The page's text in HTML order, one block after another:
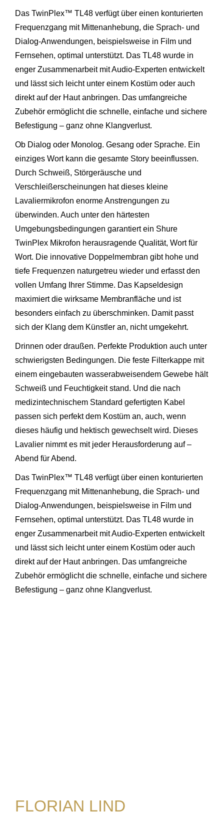
Das TwinPlex™ TL48 verfügt über einen konturierten
Frequenzgang mit Mittenanhebung, die Sprach- und
Dialog-Anwendungen, beispielsweise in Film und
Fernsehen, optimal unterstützt. Das TL48 wurde in
enger Zusammenarbeit mit Audio-Experten entwickelt
und lässt sich leicht unter einem Kostüm oder auch
direkt auf der Haut anbringen. Das umfangreiche
Zubehör ermöglicht die schnelle, einfache und sichere
Befestigung – ganz ohne Klangverlust.
Ob Dialog oder Monolog. Gesang oder Sprache. Ein
einziges Wort kann die gesamte Story beeinflussen.
Durch Schweiß, Störgeräusche und
Verschleißerscheinungen hat dieses kleine
Lavaliermikrofon enorme Anstrengungen zu
überwinden. Auch unter den härtesten
Umgebungsbedingungen garantiert ein Shure
TwinPlex Mikrofon herausragende Qualität, Wort für
Wort. Die innovative Doppelmembran gibt hohe und
tiefe Frequenzen naturgetreu wieder und erfasst den
vollen Umfang Ihrer Stimme. Das Kapseldesign
maximiert die wirksame Membranfläche und ist
besonders einfach zu überschminken. Damit passt
sich der Klang dem Künstler an, nicht umgekehrt.
Drinnen oder draußen. Perfekte Produktion auch unter
schwierigsten Bedingungen. Die feste Filterkappe mit
einem eingebauten wasserabweisendem Gewebe hält
Schweiß und Feuchtigkeit stand. Und die nach
medizintechnischem Standard gefertigten Kabel
passen sich perfekt dem Kostüm an, auch, wenn
dieses häufig und hektisch gewechselt wird. Dieses
Lavalier nimmt es mit jeder Herausforderung auf –
Abend für Abend.
Das TwinPlex™ TL48 verfügt über einen konturierten
Frequenzgang mit Mittenanhebung, die Sprach- und
Dialog-Anwendungen, beispielsweise in Film und
Fernsehen, optimal unterstützt. Das TL48 wurde in
enger Zusammenarbeit mit Audio-Experten entwickelt
und lässt sich leicht unter einem Kostüm oder auch
direkt auf der Haut anbringen. Das umfangreiche
Zubehör ermöglicht die schnelle, einfache und sichere
Befestigung – ganz ohne Klangverlust.
FLORIAN LIND